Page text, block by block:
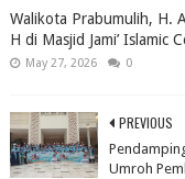
Walikota Prabumulih, H.
H di Masjid Jami’ Islamic
May 27, 2026 0
PREVIOUS
Umroh